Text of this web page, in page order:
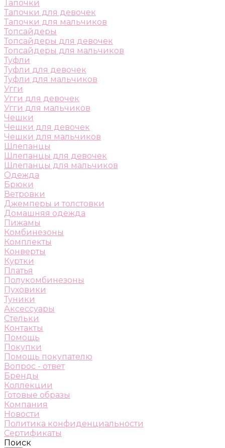
Тапочки
Тапочки для девочек
Тапочки для мальчиков
Топсайдеры
Топсайдеры для девочек
Топсайдеры для мальчиков
Туфли
Туфли для девочек
Туфли для мальчиков
Угги
Угги для девочек
Угги для мальчиков
Чешки
Чешки для девочек
Чешки для мальчиков
Шлепанцы
Шлепанцы для девочек
Шлепанцы для мальчиков
Одежда
Брюки
Ветровки
Джемперы и толстовки
Домашняя одежда
Пижамы
Комбинезоны
Комплекты
Конверты
Куртки
Платья
Полукомбинезоны
Пуховики
Туники
Аксессуары
Стельки
Контакты
Помощь
Покупки
Помощь покупателю
Вопрос - ответ
Бренды
Коллекции
Готовые образы
Компания
Новости
Политика конфиденциальности
Сертификаты
Поиск